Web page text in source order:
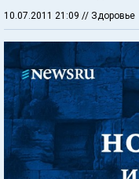
10.07.2011 21:09 // Здоровье